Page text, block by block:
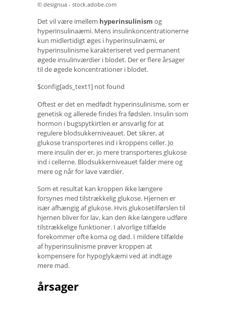
© designua - stock.adobe.com
Det vil være imellem hyperinsulinism og
hyperinsulinaæmi. Mens insulinkoncentrationerne
kun midlertidigt øges i hyperinsulinæmi, er
hyperinsulinisme karakteriseret ved permanent
øgede insulinværdier i blodet. Der er flere årsager
til de øgede koncentrationer i blodet.
$config[ads_text1] not found
Oftest er det en medfødt hyperinsulinisme, som er
genetisk og allerede findes fra fødslen. Insulin som
hormon i bugspytkirtlen er ansvarlig for at
regulere blodsukkerniveauet. Det sikrer, at
glukose transporteres ind i kroppens celler. Jo
mere insulin der er, jo mere transporteres glukose
ind i cellerne. Blodsukkerniveauet falder mere og
mere og når for lave værdier.
Som et resultat kan kroppen ikke længere
forsynes med tilstrækkelig glukose. Hjernen er
især afhængig af glukose. Hvis glukosetilførslen til
hjernen bliver for lav, kan den ikke længere udføre
tilstrækkelige funktioner. I alvorlige tilfælde
forekommer ofte koma og død. I mildere tilfælde
af hyperinsulinisme prøver kroppen at
kompensere for hypoglykæmi ved at indtage
mere mad.
årsager